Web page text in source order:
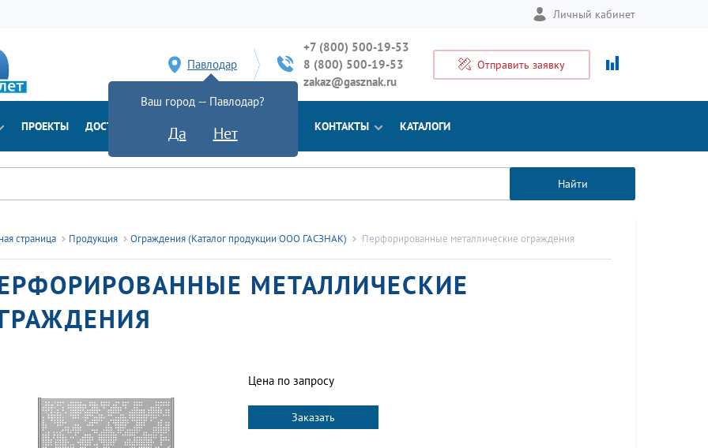
Личный кабинет
Павлодар
Ваш город — Павлодар?
Да Нет
+7 (800) 500-19-53
8 (800) 500-19-53
zakaz@gasznak.ru
Отправить заявку
ПРОЕКТЫ ДОСТАВКА ДОКУМЕНТЫ КОНТАКТЫ КАТАЛОГИ
Найти
страница Продукция Ограждения (Каталог продукции ООО ГАСЗНАК) Перфорированные металлические ограждения
МЕТАЛЛИЧЕСКИЕ
Цена по запросу
Заказать